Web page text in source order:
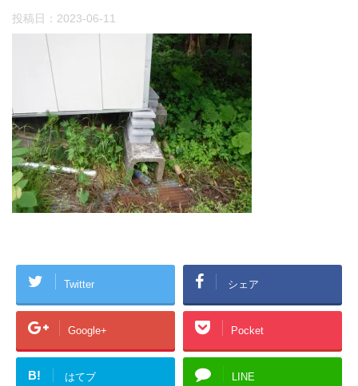
投稿日： 2023-06-11
Twitter シェア
Google+ Pocket
B! はてブ LINE